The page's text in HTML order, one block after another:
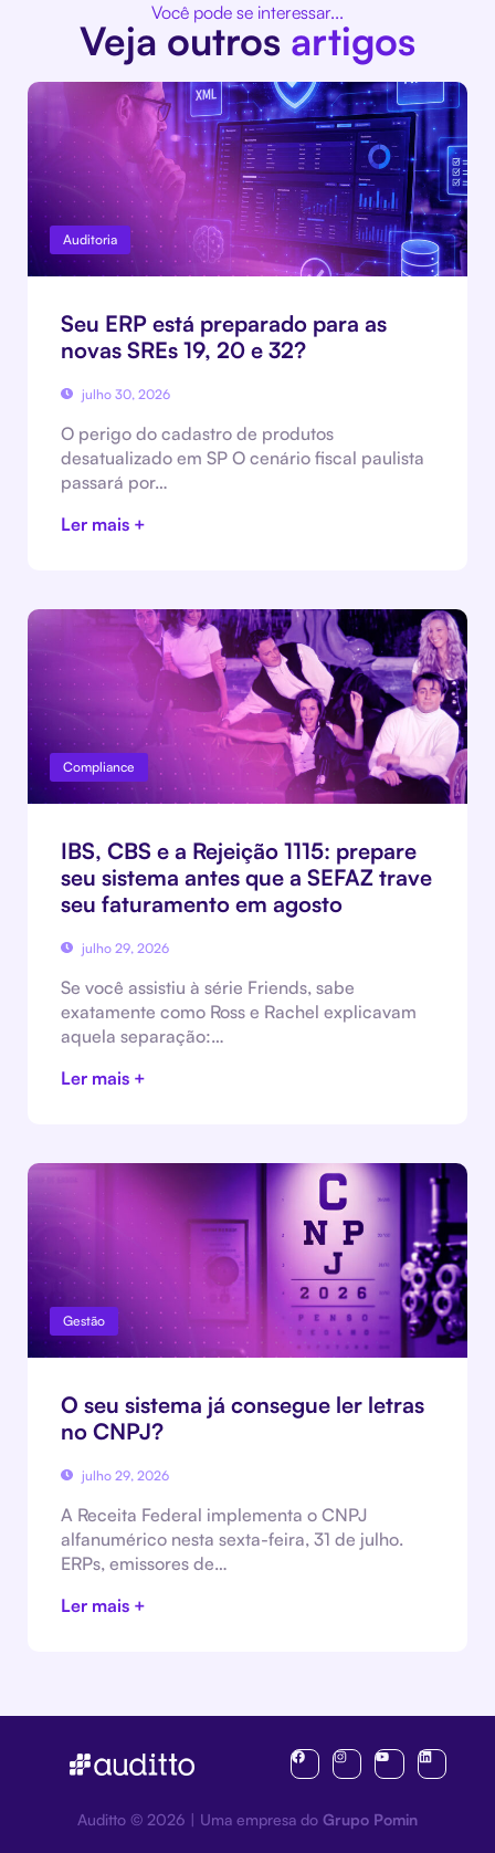
Você pode se interessar...
Veja outros artigos
Auditoria
Seu ERP está preparado para as
novas SREs 19, 20 e 32?
julho 30, 2026
O perigo do cadastro de produtos
desatualizado em SP O cenário fiscal paulista
passará por…
Ler mais +
Compliance
IBS, CBS e a Rejeição 1115: prepare
seu sistema antes que a SEFAZ trave
seu faturamento em agosto
julho 29, 2026
Se você assistiu à série Friends, sabe
exatamente como Ross e Rachel explicavam
aquela separação:…
Ler mais +
Gestão
O seu sistema já consegue ler letras
no CNPJ?
julho 29, 2026
A Receita Federal implementa o CNPJ
alfanumérico nesta sexta-feira, 31 de julho.
ERPs, emissores de…
Ler mais +
Auditto © 2026 | Uma empresa do Grupo Pomin